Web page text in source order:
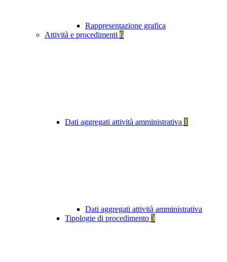
Rappresentazione grafica
Attività e procedimenti 6
Dati aggregati attività amministrativa 1
Dati aggregati attività amministrativa
Tipologie di procedimento 3